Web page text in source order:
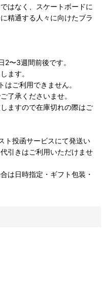
はなく、スケートボードに
精通する人々に向けたブラ
〜3週間前後です。
ます。
ご利用できません。
了承くださいませ。
ますので在庫切れの際はご
ト投函サービスにて発送い
引きはご利用いただけませ
は日時指定・ギフト包装・